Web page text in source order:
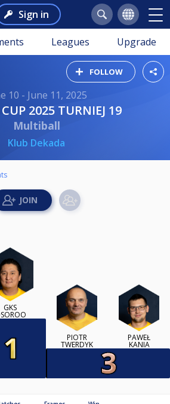
Sign in
Leagues Upgrade
FOLLOW
10 - June 11, 2025
CUP 2025 TURNIEJ 19
Multiball
Klub Dekada
GKS
PIOTR
TWERDYK
PAWEŁ
KANIA